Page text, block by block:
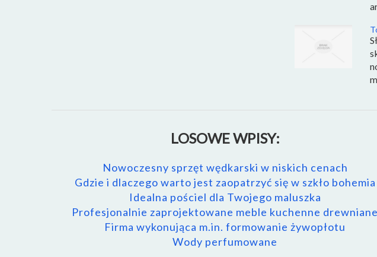
LOSOWE WPISY:
Nowoczesny sprzęt wędkarski w niskich cenach
Gdzie i dlaczego warto jest zaopatrzyć się w szkło bohemia
Idealna pościel dla Twojego maluszka
Profesjonalnie zaprojektowane meble kuchenne drewniane
Firma wykonująca m.in. formowanie żywopłotu
Wody perfumowane